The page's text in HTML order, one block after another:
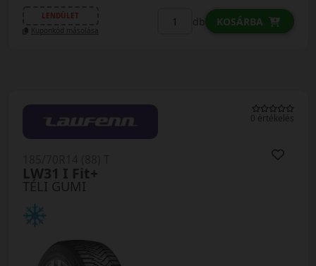
LENDÜLET
Kuponkód másolása
db KOSÁRBA
0 értékelés
TÉLI GUMI
LW31 I Fit+